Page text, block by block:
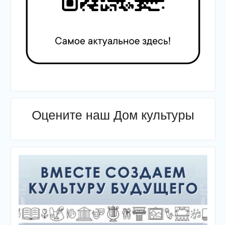
Оцените наш Дом культуры